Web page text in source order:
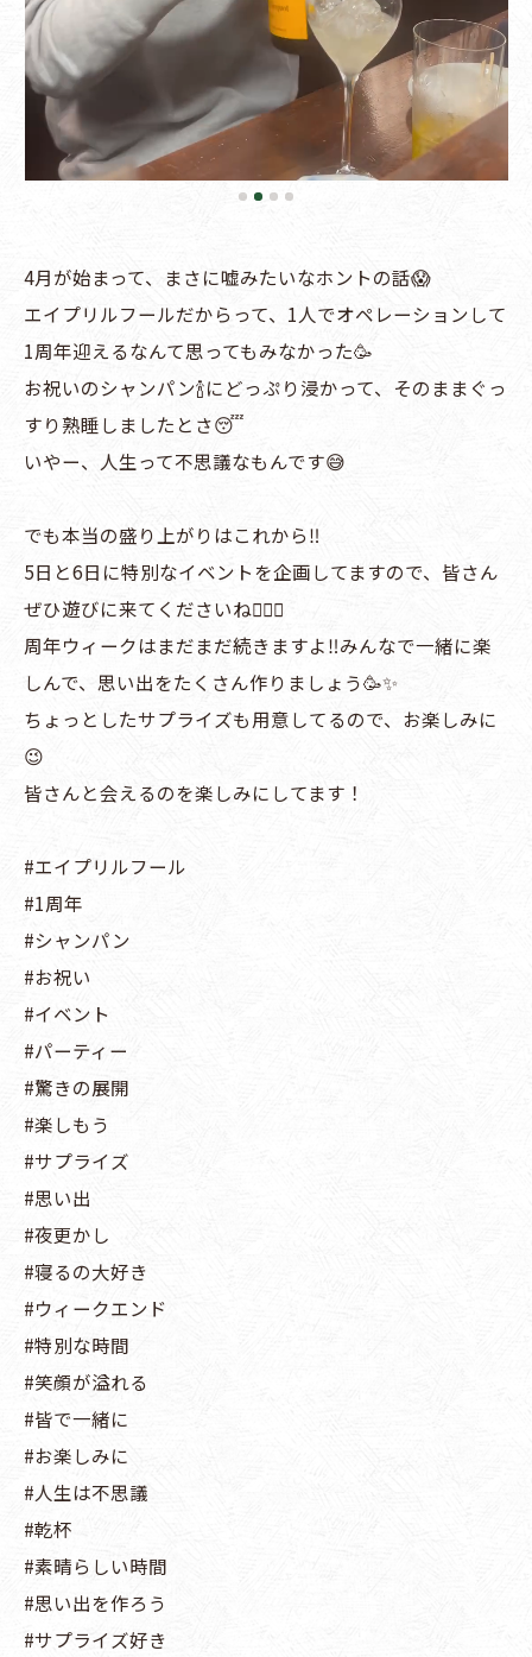
4月が始まって、まさに嘘みたいなホントの話😱
エイプリルフールだからって、1人でオペレーションして
1周年迎えるなんて思ってもみなかった🥳
お祝いのシャンパン🍾にどっぷり浸かって、そのままぐっ
すり熟睡しましたとさ😴
いやー、人生って不思議なもんです😅
でも本当の盛り上がりはこれから‼️
5日と6日に特別なイベントを企画してますので、皆さん
ぜひ遊びに来てくださいね🙋🏻‍♂️
周年ウィークはまだまだ続きますよ‼️みんなで一緒に楽
しんで、思い出をたくさん作りましょう🥳✨
ちょっとしたサプライズも用意してるので、お楽しみに
😉
皆さんと会えるのを楽しみにしてます！
#エイプリルフール
#1周年
#シャンパン
#お祝い
#イベント
#パーティー
#驚きの展開
#楽しもう
#サプライズ
#思い出
#夜更かし
#寝るの大好き
#ウィークエンド
#特別な時間
#笑顔が溢れる
#皆で一緒に
#お楽しみに
#人生は不思議
#乾杯
#素晴らしい時間
#思い出を作ろう
#サプライズ好き